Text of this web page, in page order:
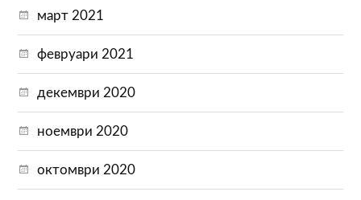
март 2021
февруари 2021
декември 2020
ноември 2020
октомври 2020